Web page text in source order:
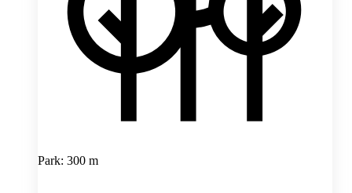
Park: 300 m